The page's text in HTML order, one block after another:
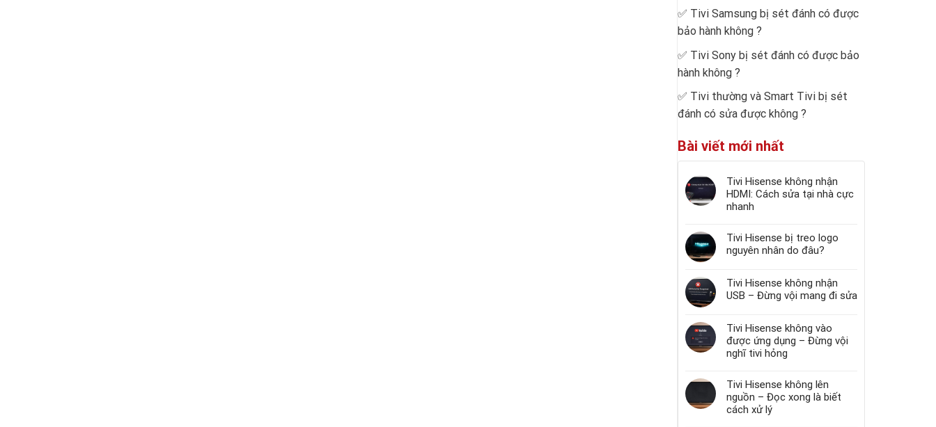
✅ Tivi Samsung bị sét đánh có được
bảo hành không ?
✅ Tivi Sony bị sét đánh có được bảo
hành không ?
✅ Tivi thường và Smart Tivi bị sét
đánh có sửa được không ?
Bài viết mới nhất
Tivi Hisense không nhận
HDMI: Cách sửa tại nhà cực
nhanh
Tivi Hisense bị treo logo
nguyên nhân do đâu?
Tivi Hisense không nhận
USB – Đừng vội mang đi sửa
Tivi Hisense không vào
được ứng dụng – Đừng vội
nghĩ tivi hỏng
Tivi Hisense không lên
nguồn – Đọc xong là biết
cách xử lý